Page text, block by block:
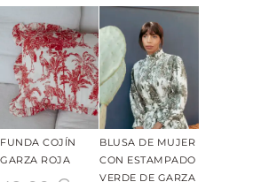
FUNDA COJÍN
GARZA ROJA
BLUSA DE MUJER
CON ESTAMPADO
VERDE DE GARZA